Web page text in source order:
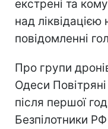
екстрені та
над ліквідацією
повідомленні
Про групи
Одеси
після першої
Безпілотники